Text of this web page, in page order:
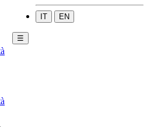
IT EN
☰